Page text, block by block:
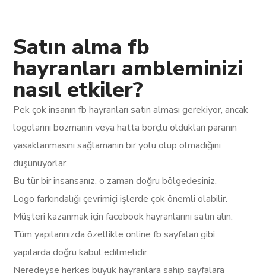
Satın alma fb
hayranları ambleminizi
nasıl etkiler?
Pek çok insanın fb hayranları satın alması gerekiyor, ancak
logolarını bozmanın veya hatta borçlu oldukları paranın
yasaklanmasını sağlamanın bir yolu olup olmadığını
düşünüyorlar.
Bu tür bir insansanız, o zaman doğru bölgedesiniz.
Logo farkındalığı çevrimiçi işlerde çok önemli olabilir.
Müşteri kazanmak için facebook hayranlarını satın alın.
Tüm yapılarınızda özellikle online fb sayfaları gibi
yapılarda doğru kabul edilmelidir.
Neredeyse herkes büyük hayranlara sahip sayfalara